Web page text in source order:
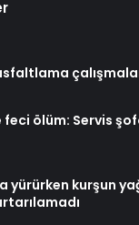
feci ölüm: Servis
yürürken kurşun